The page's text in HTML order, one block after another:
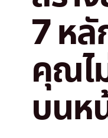
7 หลั
คุณไ
บนห